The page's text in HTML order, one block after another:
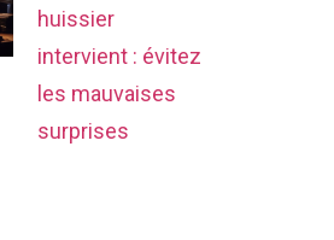
huissier
intervient : évitez
les mauvaises
surprises